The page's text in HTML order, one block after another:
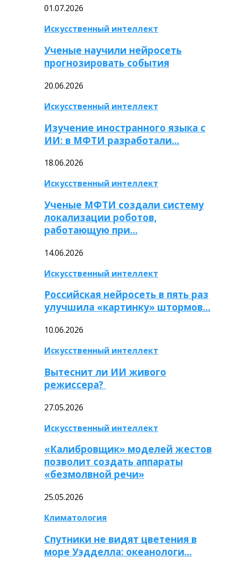
01.07.2026
Искусственный интеллект
Ученые научили нейросеть
прогнозировать события
20.06.2026
Искусственный интеллект
Изучение иностранного языка с
ИИ: в МФТИ разработали…
18.06.2026
Искусственный интеллект
Ученые МФТИ создали систему
локализации роботов,
работающую при…
14.06.2026
Искусственный интеллект
Российская нейросеть в пять раз
улучшила «картинку» штормов…
10.06.2026
Искусственный интеллект
Вытеснит ли ИИ живого
режиссера?
27.05.2026
Искусственный интеллект
«Калибровщик» моделей жестов
позволит создать аппараты
«безмолвной речи»
25.05.2026
Климатология
Спутники не видят цветения в
море Уэдделла: океанологи…